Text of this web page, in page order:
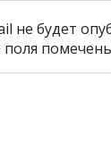
не будет
поля